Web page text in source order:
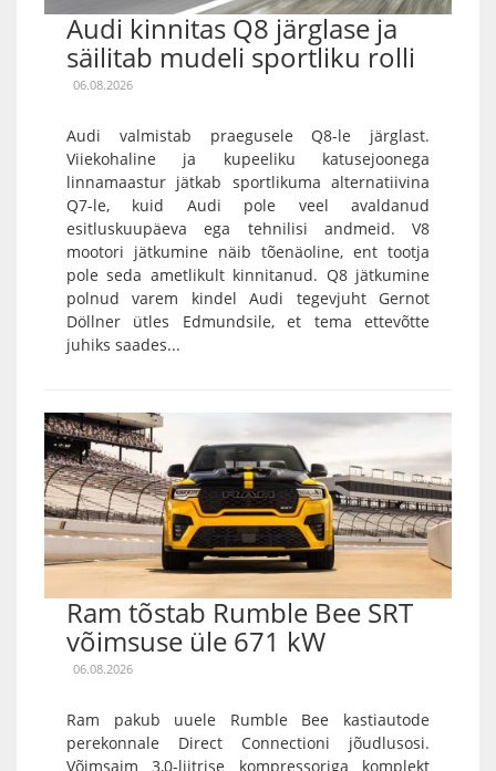
Audi kinnitas Q8 järglase ja
säilitab mudeli sportliku rolli
06.08.2026
Audi valmistab praegusele Q8-le järglast.
Viiekohaline ja kupeeliku katusejoonega
linnamaastur jätkab sportlikuma alternatiivina
Q7-le, kuid Audi pole veel avaldanud
esitluskuupäeva ega tehnilisi andmeid. V8
mootori jätkumine näib tõenäoline, ent tootja
pole seda ametlikult kinnitanud. Q8 jätkumine
polnud varem kindel Audi tegevjuht Gernot
Döllner ütles Edmundsile, et tema ettevõtte
juhiks saades...
Ram tõstab Rumble Bee SRT
võimsuse üle 671 kW
06.08.2026
Ram pakub uuele Rumble Bee kastiautode
perekonnale Direct Connectioni jõudlusosi.
Võimsaim 3,0-liitrise kompressoriga komplekt